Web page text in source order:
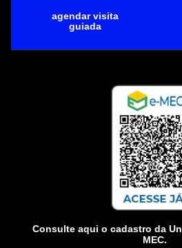
agendar visita
guiada
Consulte aqui o cadastro da
MEC.